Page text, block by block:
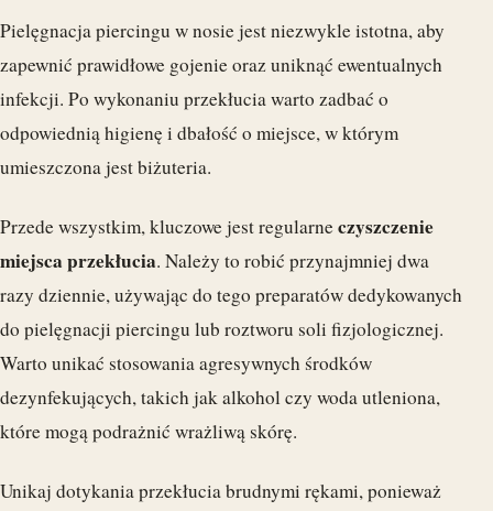
Pielęgnacja piercingu w nosie jest niezwykle istotna, aby
zapewnić prawidłowe gojenie oraz uniknąć ewentualnych
infekcji. Po wykonaniu przekłucia warto zadbać o
odpowiednią higienę i dbałość o miejsce, w którym
umieszczona jest biżuteria.
Przede wszystkim, kluczowe jest regularneczyszczenie
miejsca przekłucia. Należy to robić przynajmniej dwa
razy dziennie, używając do tego preparatów dedykowanych
do pielęgnacji piercingu lub roztworu soli fizjologicznej.
Warto unikać stosowania agresywnych środków
dezynfekujących, takich jak alkohol czy woda utleniona,
które mogą podrażnić wrażliwą skórę.
Unikaj dotykania przekłucia brudnymi rękami, ponieważ